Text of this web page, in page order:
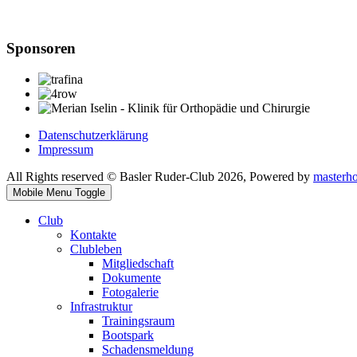
Sponsoren
Datenschutzerklärung
Impressum
All Rights reserved © Basler Ruder-Club 2026, Powered by
Mobile Menu Toggle
Club
Kontakte
Clubleben
Mitgliedschaft
Dokumente
Fotogalerie
Infrastruktur
Trainingsraum
Bootspark
Schadensmeldung